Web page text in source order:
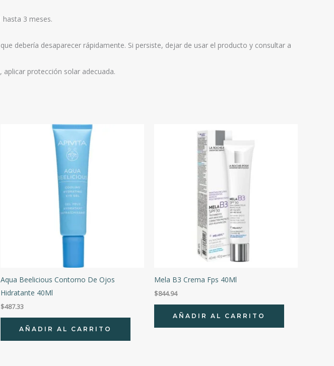
3 meses.
debería desaparecer rápidamente. Si persiste, dejar de usar el producto y consultar a
protección solar adecuada.
Aqua Beelicious Contorno De Ojos
Hidratante 40Ml
$487.33
AÑADIR AL CARRITO
Mela B3 Crema Fps 40Ml
$844.94
AÑADIR AL CARRITO